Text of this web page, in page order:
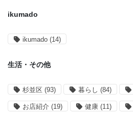
ikumado
ikumado (14)
生活・その他
杉並区 (93) 暮らし (84)
お店紹介 (19) 健康 (11)